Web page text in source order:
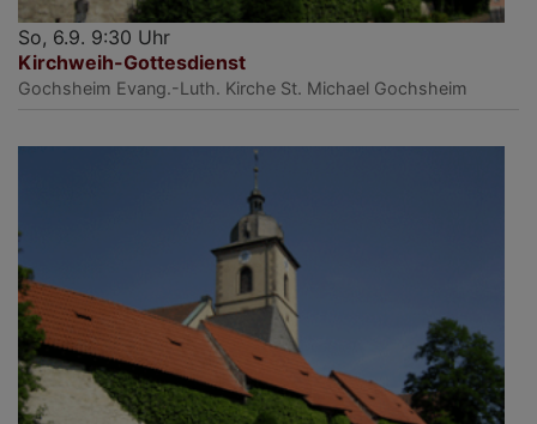
So, 6.9. 9:30 Uhr
Kirchweih-Gottesdienst
Gochsheim Evang.-Luth. Kirche St. Michael Gochsheim